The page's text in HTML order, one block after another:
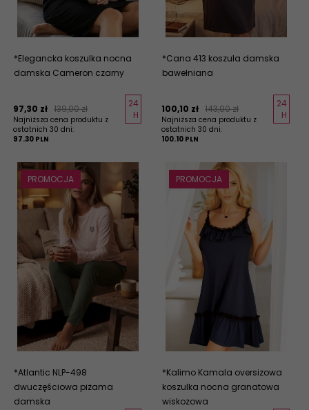
*Elegancka koszulka nocna
damska Cameron czarny
97,30 zł 139,00 zł
Najniższa cena produktu z
ostatnich 30 dni:
97.30 PLN
24
H
*Cana 413 koszula damska
bawełniana
100,10 zł 143,00 zł
Najniższa cena produktu z
ostatnich 30 dni:
100.10 PLN
24
H
PROMOCJA
*Atlantic NLP-498
dwuczęściowa piżama
damska
PROMOCJA
*Kalimo Kamala oversizowa
koszulka nocna granatowa
wiskozowa